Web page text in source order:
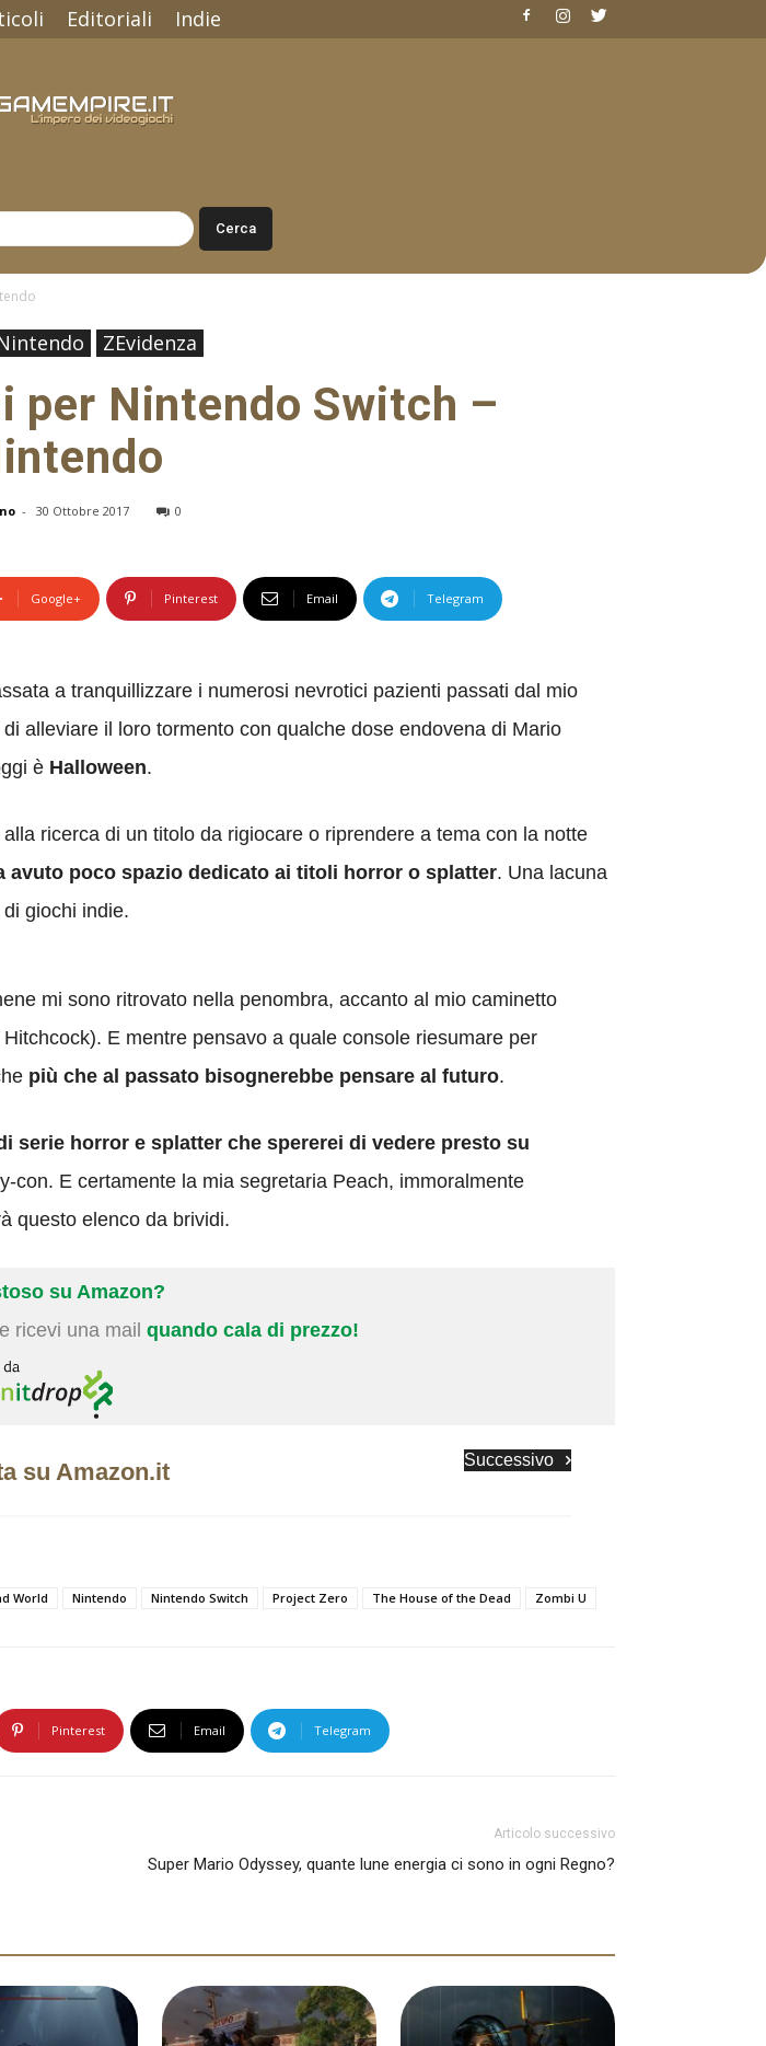
Editoriali Indie
ZEvidenza
per Nintendo Switch –
- 30 Ottobre 2017 0
Google+ Pinterest Email Telegram
a tranquillizzare i numerosi nevrotici pazienti passati dal mio
alleviare il loro tormento con qualche dose endovena di Mario
è Halloween.
ricerca di un titolo da rigiocare o riprendere a tema con la notte
avuto poco spazio dedicato ai titoli horror o splatter. Una lacuna
giochi indie.
mi sono ritrovato nella penombra, accanto al mio caminetto
E mentre pensavo a quale console riesumare per
più che al passato bisognerebbe pensare al futuro.
serie horror e splatter che spererei di vedere presto su
con. E certamente la mia segretaria Peach, immoralmente
questo elenco da brividi.
su Amazon?
ricevi una mail quando cala di prezzo!
Successivo
su Amazon.it Successivo
World Nintendo Nintendo Switch Project Zero The House of the Dead Zombi U
Pinterest Email Telegram
Articolo successivo
Super Mario Odyssey, quante lune energia ci sono in ogni Regno?